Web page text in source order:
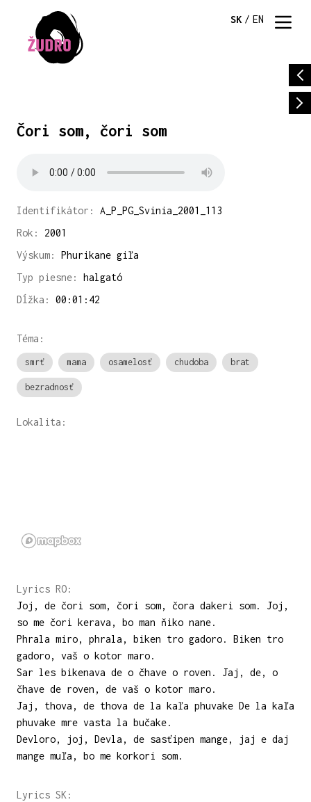
SK / EN
Čori som, čori som
Identifikátor:
A_P_PG_Svinia_2001_113
Rok:
2001
Výskum:
Phurikane giľa
Typ piesne:
halgató
Dĺžka:
00:01:42
Téma:
smrť mama osamelosť chudoba brat
bezradnosť
Lokalita:
Lyrics RO:
Joj, de čori som, čori som, čora dakeri som. Joj,
so me čori kerava, bo man ňiko nane.
Phrala miro, phrala, biken tro gadoro. Biken tro
gadoro, vaš o kotor maro.
Sar les bikenava de o čhave o roven. Jaj, de, o
čhave de roven, de vaš o kotor maro.
Jaj, thova, de thova de la kaľa phuvake De la kaľa
phuvake mre vasta la bučake.
Devloro, joj, Devla, de sasťipen mange, jaj e daj
mange muľa, bo me korkori som.
Lyrics SK: